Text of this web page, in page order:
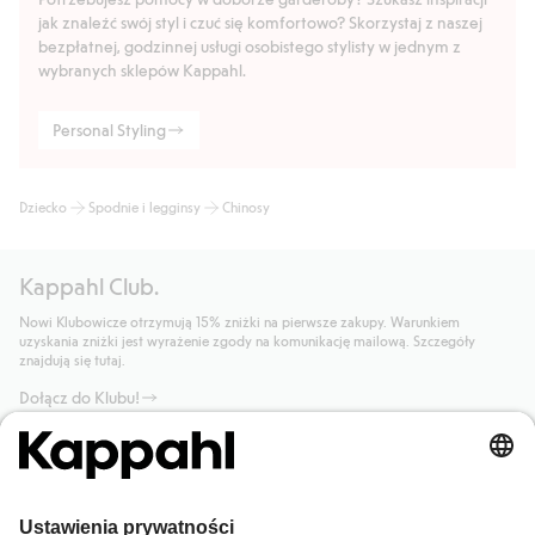
jak znaleźć swój styl i czuć się komfortowo? Skorzystaj z naszej
bezpłatnej, godzinnej usługi osobistego stylisty w jednym z
wybranych sklepów Kappahl.
Personal Styling
Dziecko Spodnie i legginsy Chinosy
Kappahl Club.
Nowi Klubowicze otrzymują 15% zniżki na pierwsze zakupy. Warunkiem
uzyskania zniżki jest wyrażenie zgody na komunikację mailową. Szczegóły
znajdują się tutaj.
Dołącz do Klubu!